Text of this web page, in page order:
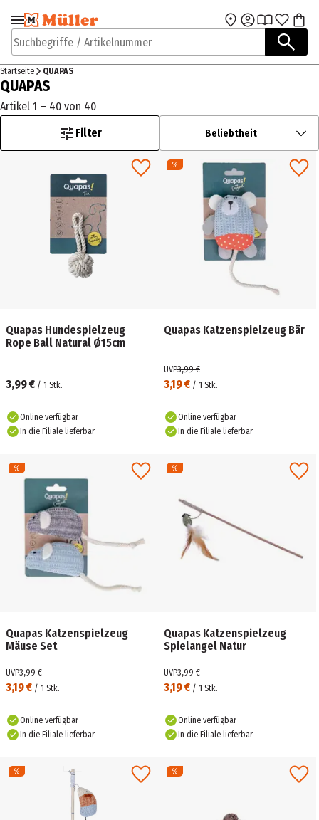
Zur Navigation
springen
Zum Hauptinhalt
Suchbegriffe / Artikelnummer
Startseite QUAPAS
QUAPAS
Artikel 1 – 40 von 40
Filter
Beliebtheit
Quapas Hundespielzeug
Rope Ball Natural Ø15cm
3,99 € / 1 Stk.
Online verfügbar
In die Filiale lieferbar
Quapas Katzenspielzeug Bär
3,19 € / 1 Stk.
UVP3,99 €
Online verfügbar
In die Filiale lieferbar
Quapas Katzenspielzeug
Mäuse Set
3,19 € / 1 Stk.
UVP3,99 €
Online verfügbar
In die Filiale lieferbar
Quapas Katzenspielzeug
Spielangel Natur
3,19 € / 1 Stk.
UVP3,99 €
Online verfügbar
In die Filiale lieferbar